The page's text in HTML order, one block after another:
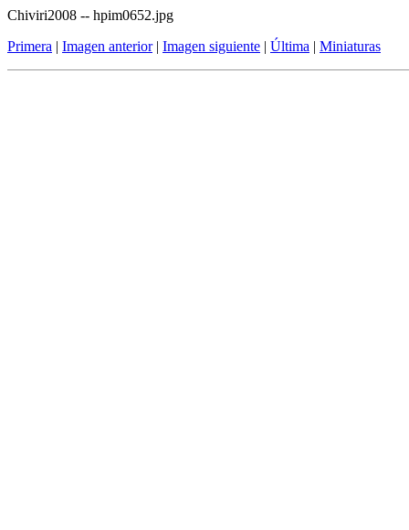
Chiviri2008 -- hpim0652.jpg
Primera | Imagen anterior| Imagen siguiente | Última | Miniaturas